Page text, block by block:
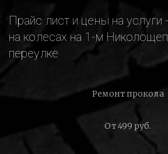
Прайс лист и цены на
на колесах на 1-м
переулке
Ремонт прокола
От 499 руб.